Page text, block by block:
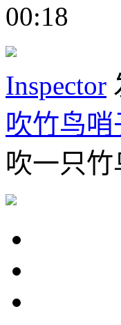
00:18
Inspector
吹竹鸟哨
吹一只